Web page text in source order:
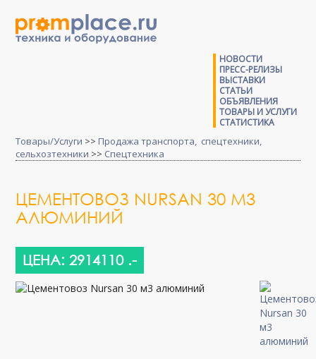
НОВОСТИ
ПРЕСС-РЕЛИЗЫ
ВЫСТАВКИ
СТАТЬИ
ОБЪЯВЛЕНИЯ
ТОВАРЫ И УСЛУГИ
СТАТИСТИКА
Товары/Услуги >> Продажа транспорта, спецтехники,
сельхозтехники >> Спецтехника
ЦЕМЕНТОВОЗ NURSAN 30 М3
АЛЮМИНИЙ
ЦЕНА: 2914110 .-